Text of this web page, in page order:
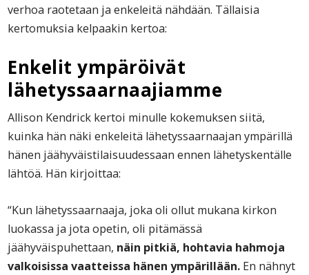
verhoa raotetaan ja enkeleitä nähdään. Tällaisia
kertomuksia kelpaakin kertoa:
Enkelit ympäröivät
lähetyssaarnaajiamme
Allison Kendrick kertoi minulle kokemuksen siitä,
kuinka hän näki enkeleitä lähetyssaarnaajan ympärillä
hänen jäähyväistilaisuudessaan ennen lähetyskentälle
lähtöä. Hän kirjoittaa:
“Kun lähetyssaarnaaja, joka oli ollut mukana kirkon
luokassa ja jota opetin, oli pitämässä
jäähyväispuhettaan, näin pitkiä, hohtavia hahmoja
valkoisissa vaatteissa hänen ympärillään. En nähnyt